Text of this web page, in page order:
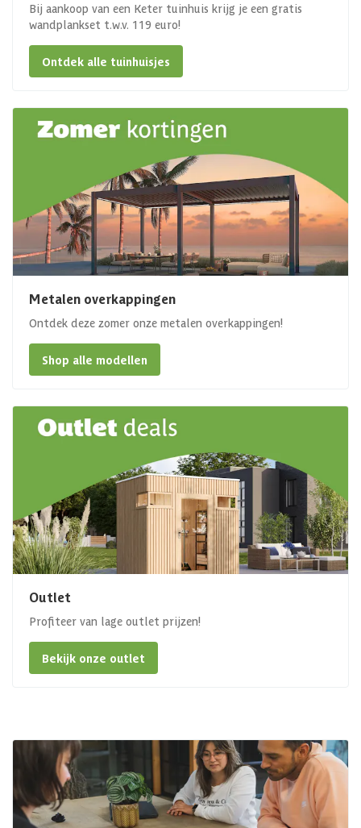
Bij aankoop van een Keter tuinhuis krijg je een gratis
wandplankset t.w.v. 119 euro!
Ontdek alle tuinhuisjes
Metalen overkappingen
Ontdek deze zomer onze metalen overkappingen!
Shop alle modellen
Outlet
Profiteer van lage outlet prijzen!
Bekijk onze outlet